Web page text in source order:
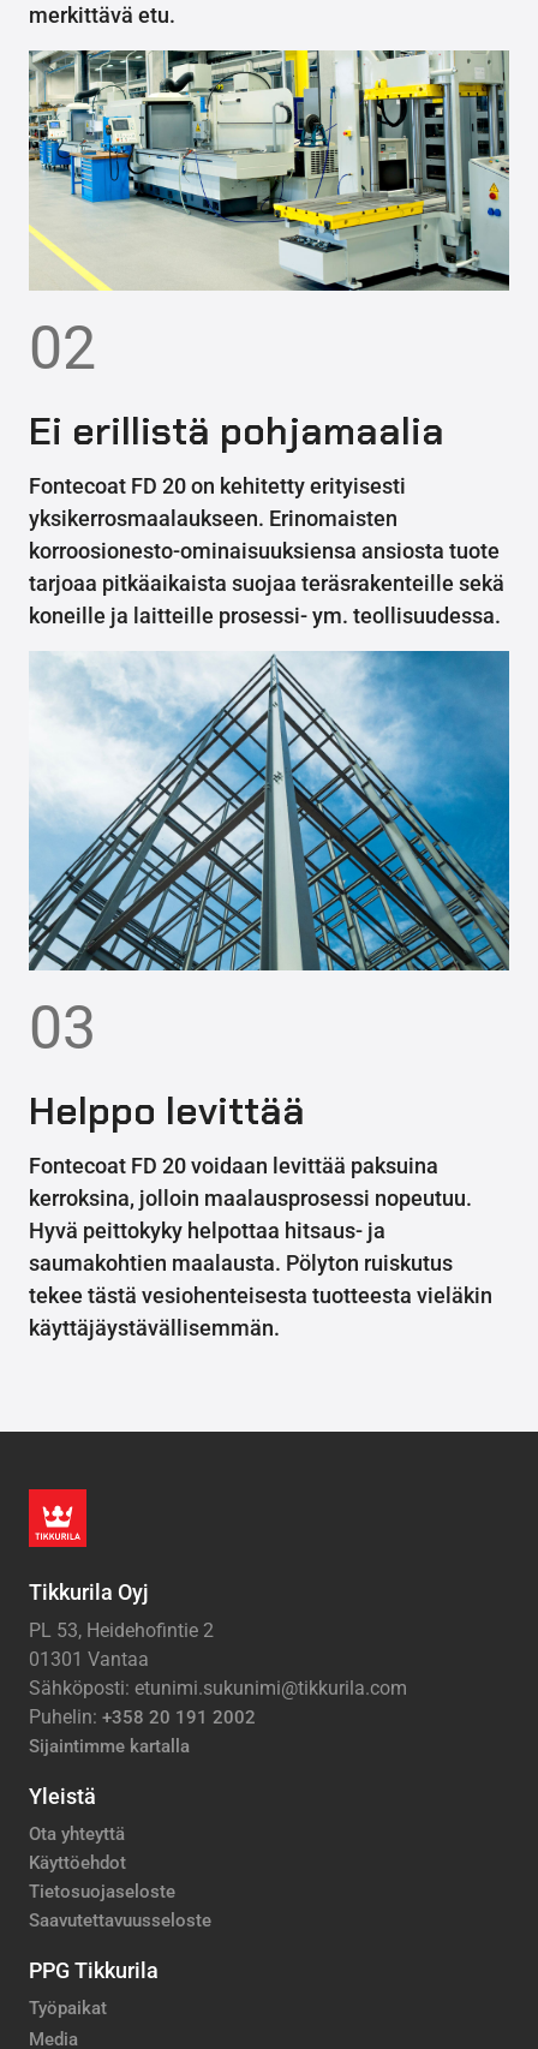
merkittävä etu.
02
Ei erillistä pohjamaalia
Fontecoat FD 20 on kehitetty erityisesti
yksikerrosmaalaukseen. Erinomaisten
korroosionesto-ominaisuuksiensa ansiosta tuote
tarjoaa pitkäaikaista suojaa teräsrakenteille sekä
koneille ja laitteille prosessi- ym. teollisuudessa.
03
Helppo levittää
Fontecoat FD 20 voidaan levittää paksuina
kerroksina, jolloin maalausprosessi nopeutuu.
Hyvä peittokyky helpottaa hitsaus- ja
saumakohtien maalausta. Pölyton ruiskutus
tekee tästä vesiohenteisesta tuotteesta vieläkin
käyttäjäystävällisemmän.
Tikkurila Oyj
PL 53, Heidehofintie 2
01301 Vantaa
Sähköposti: etunimi.sukunimi@tikkurila.com
Puhelin: +358 20 191 2002
Sijaintimme kartalla
Yleistä
Ota yhteyttä
Käyttöehdot
Tietosuojaseloste
Saavutettavuusseloste
PPG Tikkurila
Työpaikat
Media